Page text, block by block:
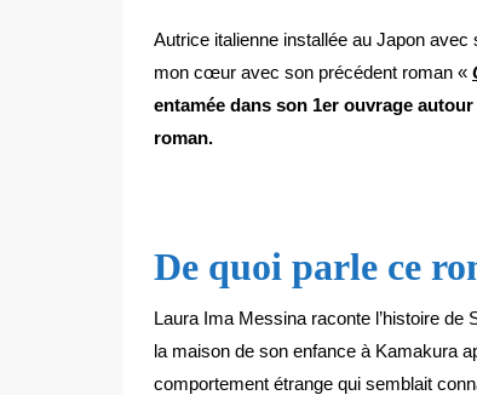
Autrice italienne installée au Japon
mon cœur avec son précédent roman «
entamée dans son 1er ouvrage
roman.
De quoi parle ce
Laura Ima Messina raconte l’histoire de
la maison de son enfance à Kamakura
comportement étrange qui semblait